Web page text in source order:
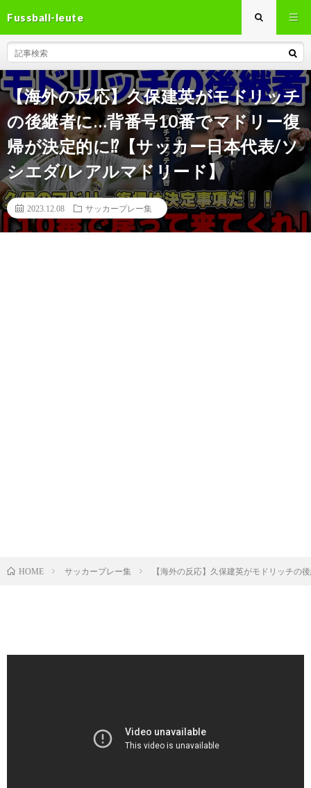
Fussball-leute
【海外の反応】久保建英がモドリッチ
の後継者に…背番号10番でマドリー復
帰が決定的に⁉【サッカー日本代表/ソ
シエダ/レアルマドリード】
2023.12.08 サッカープレー集
HOME サッカープレー集 【海外の反応】久保建英がモドリッチの